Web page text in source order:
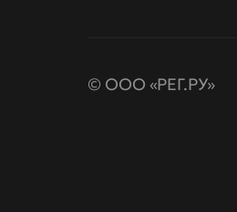
© ООО «РЕГ.РУ»